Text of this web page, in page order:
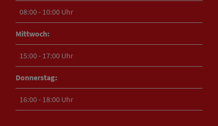
08:00 - 10:00 Uhr
Mittwoch:
15:00 - 17:00 Uhr
Donnerstag:
16:00 - 18:00 Uhr